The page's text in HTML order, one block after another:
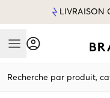
LIVRAISON
Mobile Menu
Recherche par produit,